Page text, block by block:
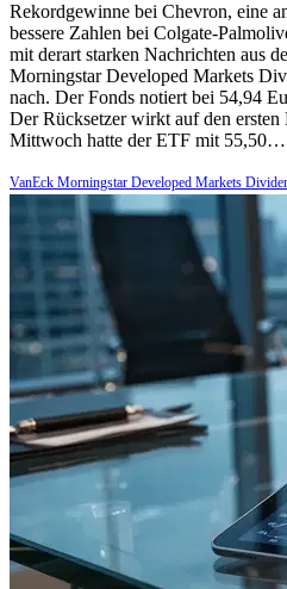
Rekordgewinne bei Chevron, eine
bessere Zahlen bei Colgate-
mit derart starken Nachrichten aus
Morningstar Developed Markets
nach. Der Fonds notiert bei 54,94
Der Rücksetzer wirkt auf den
Mittwoch hatte der ETF mit 55,50…
VanEck Morningstar Developed Markets